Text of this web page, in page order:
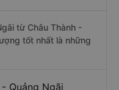
từ Châu Thành -
tốt nhất là những
Quảng Ngãi